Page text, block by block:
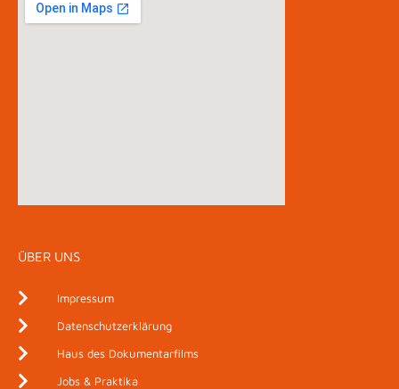
ÜBER UNS
Impressum
Datenschutzerklärung
Haus des Dokumentarfilms
Jobs & Praktika